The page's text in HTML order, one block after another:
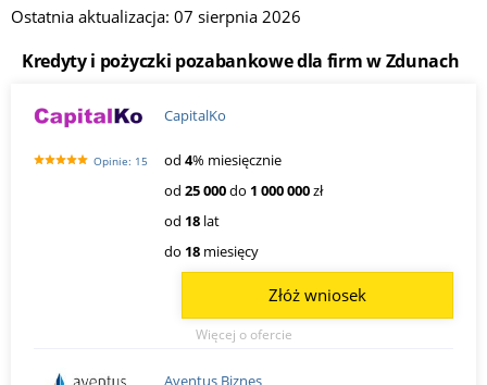
Ostatnia aktualizacja: 07 sierpnia 2026
Kredyty i pożyczki pozabankowe dla firm w Zdunach
Opinie: 15
CapitalKo
od 4% miesięcznie
od 25 000do 1 000 000zł
od 18 lat
do 18 miesięcy
Więcej o ofercie
Złóż wniosek